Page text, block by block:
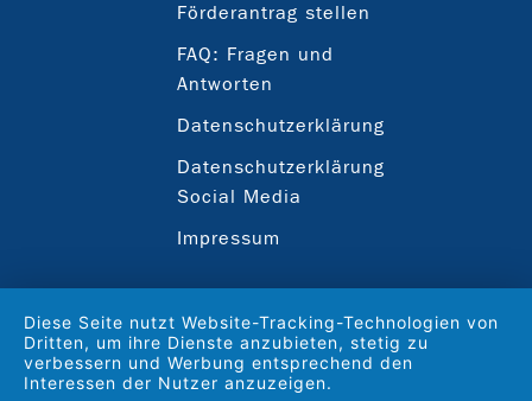
Förderantrag stellen
FAQ: Fragen und
Antworten
Datenschutzerklärung
Datenschutzerklärung
Social Media
Impressum
Diese Seite nutzt Website-Tracking-Technologien von
Dritten, um ihre Dienste anzubieten, stetig zu
verbessern und Werbung entsprechend den
Interessen der Nutzer anzuzeigen.